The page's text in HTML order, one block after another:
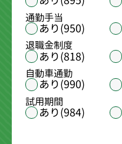
通勤手当
あり(950)
退職金制度
あり(818)
自動車通勤
あり(990)
試用期間
あり(984)